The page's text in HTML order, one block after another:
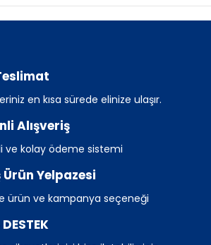
en kısa sürede elinize ulaşır.
Alışveriş
ve kolay ödeme sistemi
Ürün Yelpazesi
ürün ve kampanya seçeneği